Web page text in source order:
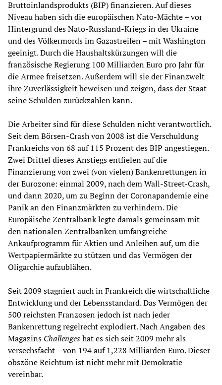
Bruttoinlandsprodukts (BIP) finanzieren. Auf dieses
Niveau haben sich die europäischen Nato-Mächte – vor
Hintergrund des Nato-Russland-Kriegs in der Ukraine
und des Völkermords im Gazastreifen – mit Washington
geeinigt. Durch die Haushaltskürzungen will die
französische Regierung 100 Milliarden Euro pro Jahr für
die Armee freisetzen. Außerdem will sie der Finanzwelt
ihre Zuverlässigkeit beweisen und zeigen, dass der Staat
seine Schulden zurückzahlen kann.
Die Arbeiter sind für diese Schulden nicht verantwortlich.
Seit dem Börsen-Crash von 2008 ist die Verschuldung
Frankreichs von 68 auf 115 Prozent des BIP angestiegen.
Zwei Drittel dieses Anstiegs entfielen auf die
Finanzierung von zwei (von vielen) Bankenrettungen in
der Eurozone: einmal 2009, nach dem Wall-Street-Crash,
und dann 2020, um zu Beginn der Coronapandemie eine
Panik an den Finanzmärkten zu verhindern. Die
Europäische Zentralbank legte damals gemeinsam mit
den nationalen Zentralbanken umfangreiche
Ankaufprogramm für Aktien und Anleihen auf, um die
Wertpapiermärkte zu stützen und das Vermögen der
Oligarchie aufzublähen.
Seit 2009 stagniert auch in Frankreich die wirtschaftliche
Entwicklung und der Lebensstandard. Das Vermögen der
500 reichsten Franzosen jedoch ist nach jeder
Bankenrettung regelrecht explodiert. Nach Angaben des
Magazins Challengeshat es sich seit 2009 mehr als
versechsfacht – von 194 auf 1,228 Milliarden Euro. Dieser
obszöne Reichtum ist nicht mehr mit Demokratie
vereinbar.